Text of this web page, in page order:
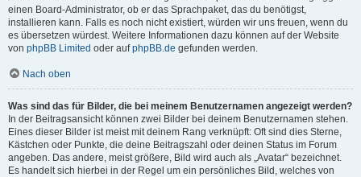
einen Board-Administrator, ob er das Sprachpaket, das du benötigst,
installieren kann. Falls es noch nicht existiert, würden wir uns freuen, wenn du
es übersetzen würdest. Weitere Informationen dazu können auf der Website
von phpBB Limited oder aufphpBB.de gefunden werden.
Nach oben
Was sind das für Bilder, die bei meinem Benutzernamen angezeigt werden?
In der Beitragsansicht können zwei Bilder bei deinem Benutzernamen stehen.
Eines dieser Bilder ist meist mit deinem Rang verknüpft: Oft sind dies Sterne,
Kästchen oder Punkte, die deine Beitragszahl oder deinen Status im Forum
angeben. Das andere, meist größere, Bild wird auch als „Avatar“ bezeichnet.
Es handelt sich hierbei in der Regel um ein persönliches Bild, welches von